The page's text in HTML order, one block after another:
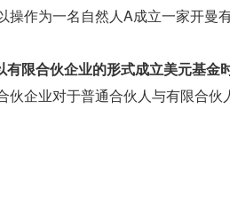
操作为一名自然人A成立一家开曼
有限合伙企业的形式成立美元基金
伙企业对于普通合伙人与有限合